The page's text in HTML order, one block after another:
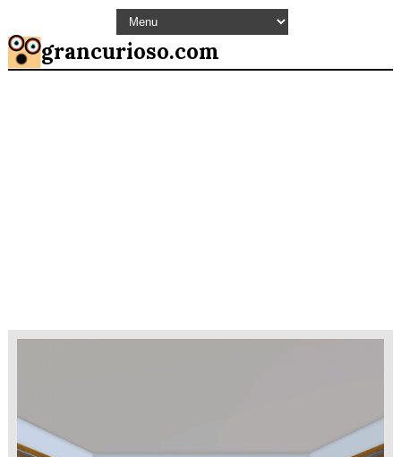
grancurioso.com